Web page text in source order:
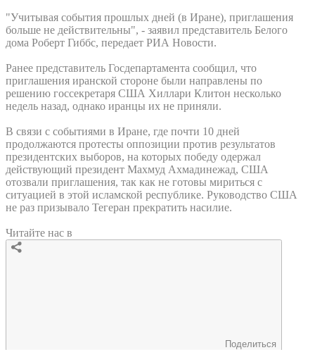
"Учитывая события прошлых дней (в Иране), приглашения
больше не действительны", - заявил представитель Белого
дома Роберт Гиббс, передает РИА Новости.
Ранее представитель Госдепартамента сообщил, что
приглашения иранской стороне были направлены по
решению госсекретаря США Хиллари Клитон несколько
недель назад, однако иранцы их не приняли.
В связи с событиями в Иране, где почти 10 дней
продолжаются протесты оппозиции против результатов
президентских выборов, на которых победу одержал
действующий президент Махмуд Ахмадинежад, США
отозвали приглашения, так как не готовы мириться с
ситуацией в этой исламской республике. Руководство США
не раз призывало Тегеран прекратить насилие.
Читайте нас в
Поделиться